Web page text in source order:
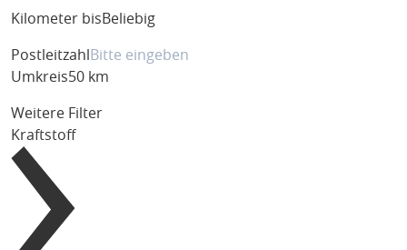
Kilometer bis Beliebig
Postleitzahl
Umkreis50 km
Weitere Filter
Kraftstoff